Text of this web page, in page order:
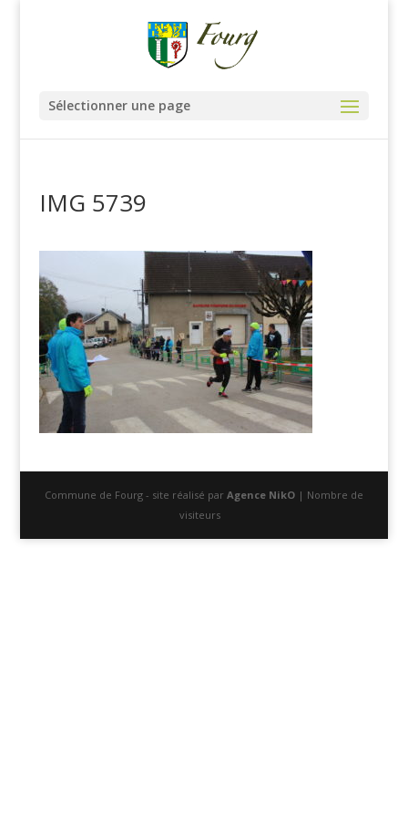
Sélectionner une page
IMG 5739
Commune de Fourg - site réalisé par Agence NikO| Nombre de
visiteurs